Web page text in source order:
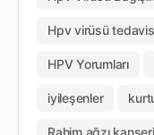
Hpv virüsü
HPV Yorumları
iyileşenler